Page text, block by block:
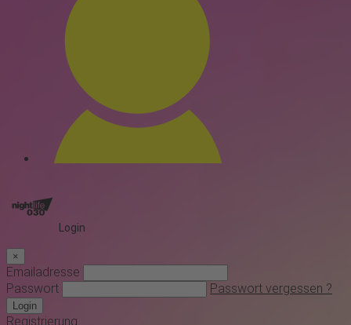
Login
×
Emailadresse
Passwort
Passwort vergessen ?
Login
Registrierung